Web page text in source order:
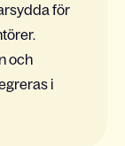
för
och
i